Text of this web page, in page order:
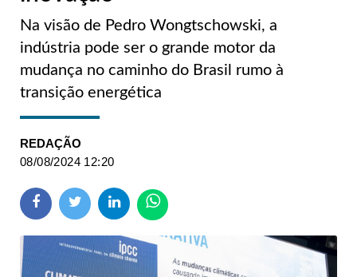
Na visão de Pedro Wongtschowski, a
indústria pode ser o grande motor da
mudança no caminho do Brasil rumo à
transição energética
REDAÇÃO
08/08/2024 12:20